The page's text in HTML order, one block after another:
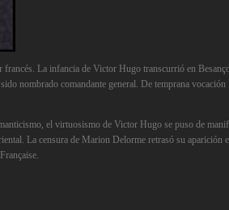
La infancia de Victor Hugo transcurrió en
nombrado comandante general. De temprana
el virtuosismo de Victor Hugo se puso de
La censura de Marion Delorme retrasó su aparición